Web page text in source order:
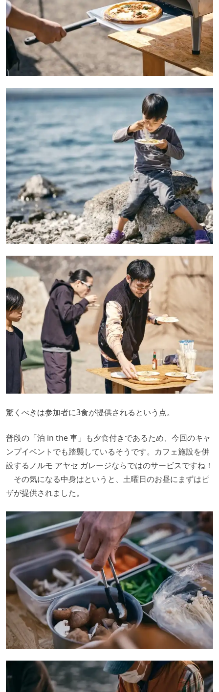
驚くべきは参加者に3食が提供されるという点。
普段の「泊 in the 車」も夕食付きであるため、今回のキャ
ンプイベントでも踏襲しているそうです。カフェ施設を併
設するノルモ アヤセ ガレージならではのサービスですね！
その気になる中身はというと、土曜日のお昼にまずはピ
ザが提供されました。